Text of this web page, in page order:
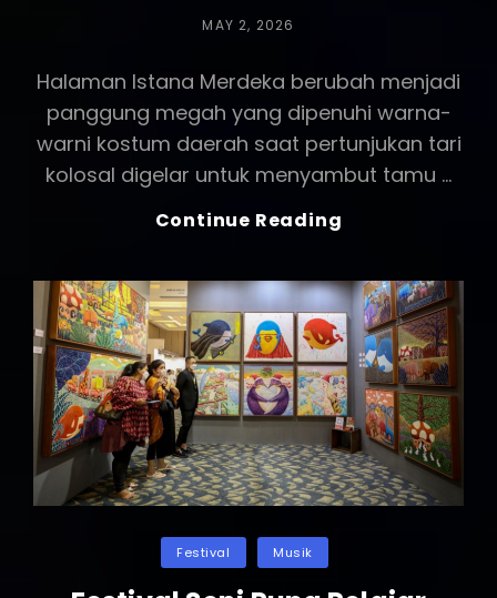
POSTED
MAY 2, 2026
Halaman Istana Merdeka berubah menjadi
panggung megah yang dipenuhi warna-
warni kostum daerah saat pertunjukan tari
kolosal digelar untuk menyambut tamu …
Continue Reading
Istana:
Tari
Tradisional
Kolosal
Pukau
Tamu
Negara
Dalam
Peringatan
Categories
Festival Musik